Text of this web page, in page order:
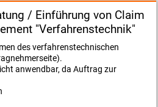
/ Einführung von Claim
"Verfahrenstechnik"
des verfahrenstechnischen
anwendbar, da Auftrag zur